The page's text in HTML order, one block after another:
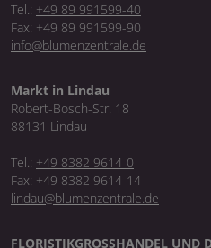
Tel.: +49 89 991599-40
Fax: +49 89 991599-90
info@blumenzentrale.de
Markt in Lindau
Robert-Bosch-Str. 18
88131 Lindau
Tel.: +49 8382 9614-0
Fax: +49 8382 9614-14
lindau@blumenzentrale.de
FLORISTIKGROSSHANDEL UND